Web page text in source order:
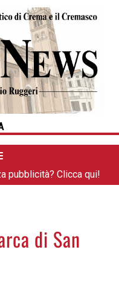
pubblicità? Clicca qui!
di San